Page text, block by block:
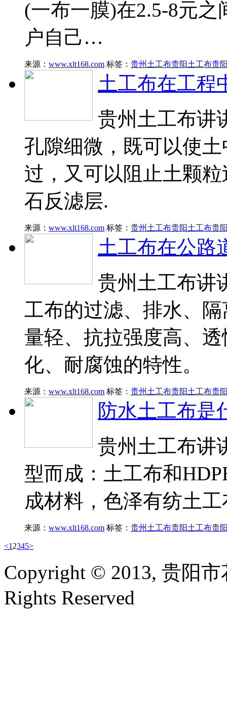
(一布一膜)在2.5-8元
户自己…
来源： www.xlt168.com 标签： 贵州土工布贵阳土工布贵
土工布在工程
贵州土工布讲
孔隙细微，既可以使
过，又可以阻止土颗
石反滤层.
来源： www.xlt168.com 标签： 贵州土工布贵阳土工布贵
土工布在公路
贵州土工布讲
工布的过滤、排水、
量轻、抗拉强度高、
化、耐腐蚀的特性。
来源： www.xlt168.com 标签： 贵州土工布贵阳土工布贵
防水土工布是
贵州土工布讲
型而成：土工布和
成材料，色泽有纺土
来源： www.xlt168.com 标签： 贵州土工布贵阳土工布贵
<1 2345>
Copyright © 2013, 贵阳
Rights Reserved